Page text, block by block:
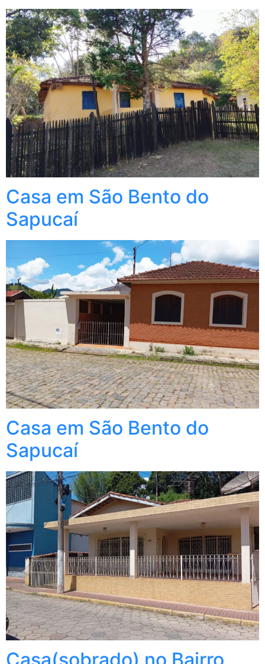
Casa em São Bento do
Sapucaí
Casa em São Bento do
Sapucaí